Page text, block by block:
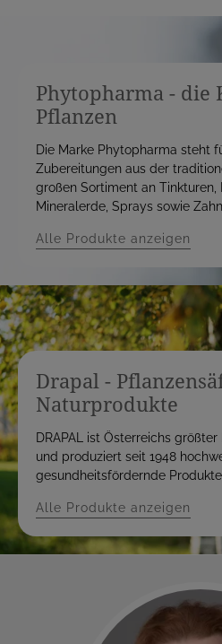
Phytopharma - die
Pflanzen
Die Marke Phytopharma steht
Zubereitungen aus der
großen Sortiment an Tinkturen,
Mineralerde, Sprays sowie
Alle Produkte anzeigen
Drapal -
Naturprodukte
DRAPAL ist Österreichs
und produziert seit 1948
gesundheitsfördernde
Alle Produkte anzeigen